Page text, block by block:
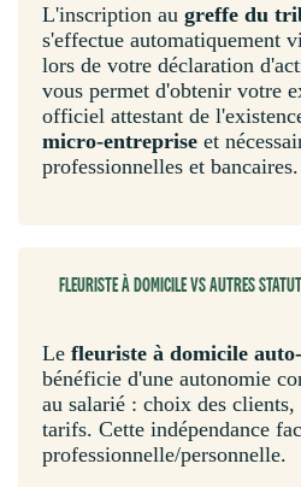
L'inscription au greffe du
s'effectue automatiquement
lors de votre déclaration
vous permet d'obtenir votre
officiel attestant de
micro-entreprise et
professionnelles et bancaires.
FLEURISTE À DOMICILE VS AUTRES
Le fleuriste à domicile
bénéficie d'une autonomie
au salarié : choix des clients,
tarifs. Cette indépendance
professionnelle/personnelle.